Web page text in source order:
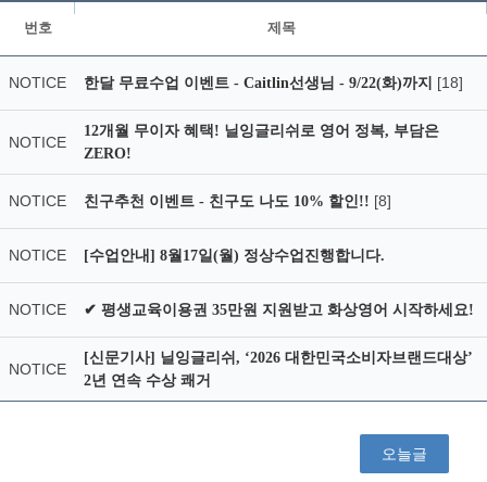
번호 제목
NOTICE 한달 무료수업 이벤트 - Caitlin선생님 - 9/22(화)까지 [18]
NOTICE
12개월 무이자 혜택! 닐잉글리쉬로 영어 정복, 부담은
ZERO!
NOTICE 친구추천 이벤트 - 친구도 나도 10% 할인!! [8]
NOTICE [수업안내] 8월17일(월) 정상수업진행합니다.
NOTICE ✔ 평생교육이용권 35만원 지원받고 화상영어 시작하세요!
NOTICE
[신문기사] 닐잉글리쉬, ‘2026 대한민국소비자브랜드대상’
2년 연속 수상 쾌거
오늘글